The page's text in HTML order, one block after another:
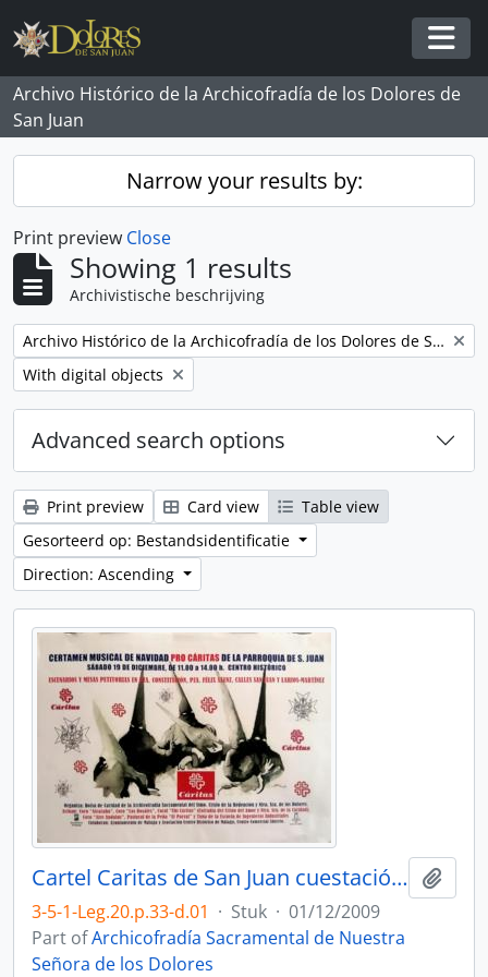
Skip to main content
Archivo Histórico de la Archicofradía de los Dolores de
San Juan
Narrow your results by:
Print preview Close
Showing 1 results
Archivistische beschrijving
Remove filter:
Archivo Histórico de la Archicofradía de los Dolores de San Juan
Remove filter:
With digital objects
Advanced search options
Print preview Card view
Table view
Gesorteerd op: Bestandsidentificatie
Direction: Ascending
Cartel Caritas de San Juan cuestación 2009.
3-5-1-Leg.20.p.33-d.01 · Stuk · 01/12/2009
Part ofArchicofradía Sacramental de Nuestra
Señora de los Dolores